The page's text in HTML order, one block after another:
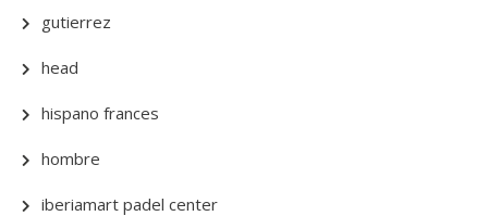
gutierrez
head
hispano frances
hombre
iberiamart padel center